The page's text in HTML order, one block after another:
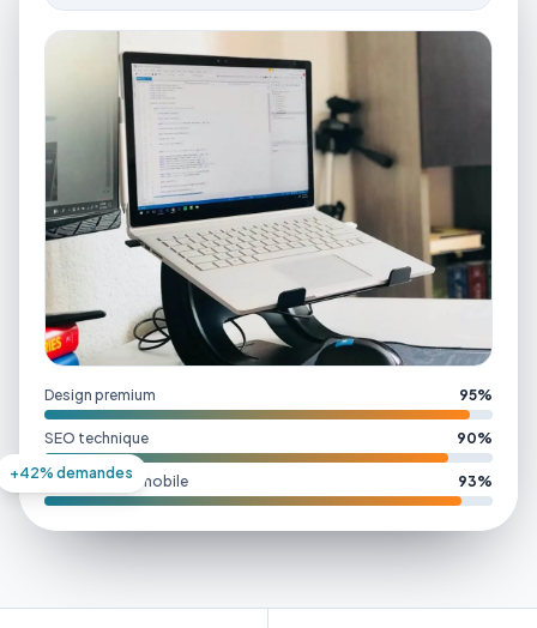
Design premium 95%
SEO technique 90%
Performance mobile 93%
+42% demandes